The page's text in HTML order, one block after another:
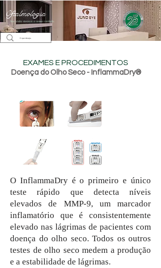
Oftalmologia
Sua visão merece o nosso cuidado.
EXAMES E PROCEDIMENTOS
Doença do Olho Seco - InflammaDry®
O InflammaDry é o primeiro e único
teste rápido que detecta níveis
elevados de MMP-9, um marcador
inflamatório que é consistentemente
elevado nas lágrimas de pacientes com
doença do olho seco. Todos os outros
testes de olho seco medem a produção
e a estabilidade de lágrimas.